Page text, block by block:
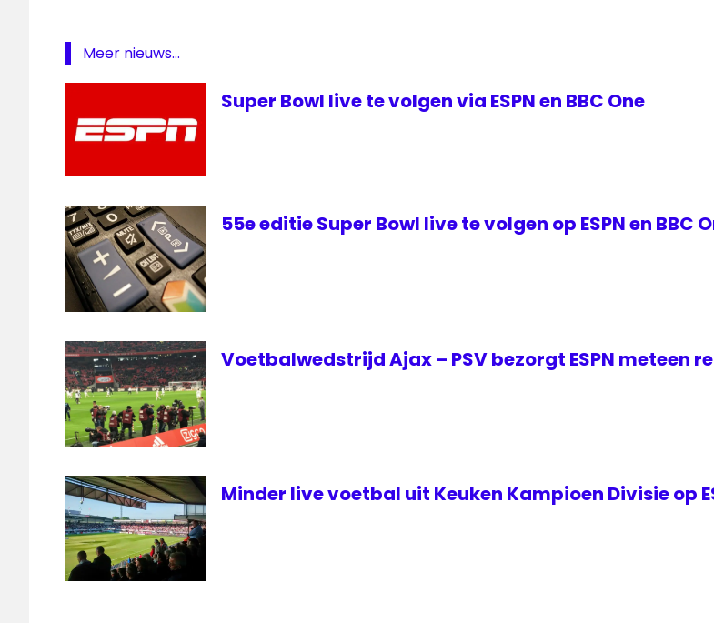
Bowl
Bowl
Super
Bowl
live
Super
Bowl
livestream
Meer nieuws...
Super Bowl live te volgen via ESPN en BBC One
55e editie Super Bowl live te volgen op ESPN en BBC
Voetbalwedstrijd Ajax – PSV bezorgt ESPN meteen
Minder live voetbal uit Keuken Kampioen Divisie op